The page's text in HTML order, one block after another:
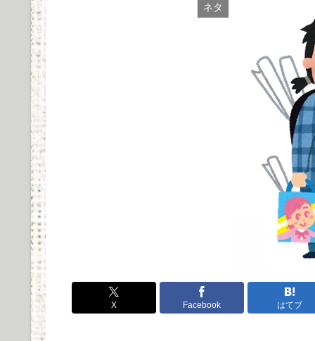
ネタ
X Facebook はてブ